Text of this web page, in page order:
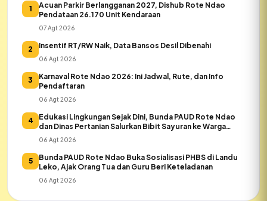
1
Acuan Parkir Berlangganan 2027, Dishub Rote Ndao
Pendataan 26.170 Unit Kendaraan
07 Agt 2026
2 Insentif RT/RW Naik, Data Bansos Desil Dibenahi
06 Agt 2026
3
Karnaval Rote Ndao 2026: Ini Jadwal, Rute, dan Info
Pendaftaran
06 Agt 2026
4
Edukasi Lingkungan Sejak Dini, Bunda PAUD Rote Ndao
dan Dinas Pertanian Salurkan Bibit Sayuran ke Warga
Daeloni
06 Agt 2026
5
Bunda PAUD Rote Ndao Buka Sosialisasi PHBS di Landu
Leko, Ajak Orang Tua dan Guru Beri Keteladanan
06 Agt 2026